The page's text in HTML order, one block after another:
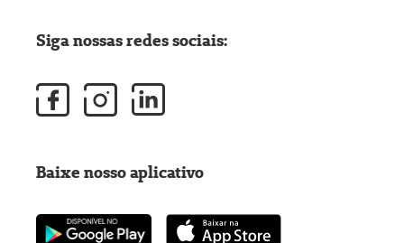
Siga nossas redes sociais:
Baixe nosso aplicativo